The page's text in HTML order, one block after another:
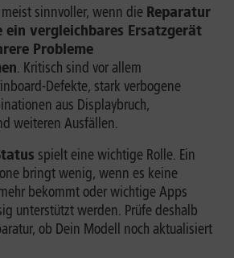
sinnvoller, wenn die Reparatur
vergleichbares Ersatzgerät
Probleme
. Kritisch sind vor allem
Defekte, stark verbogene
aus Displaybruch,
weiteren Ausfällen.
spielt eine wichtige Rolle. Ein
bringt wenig, wenn es keine
bekommt oder wichtige Apps
unterstützt werden. Prüfe deshalb
ob Dein Modell noch aktualisiert